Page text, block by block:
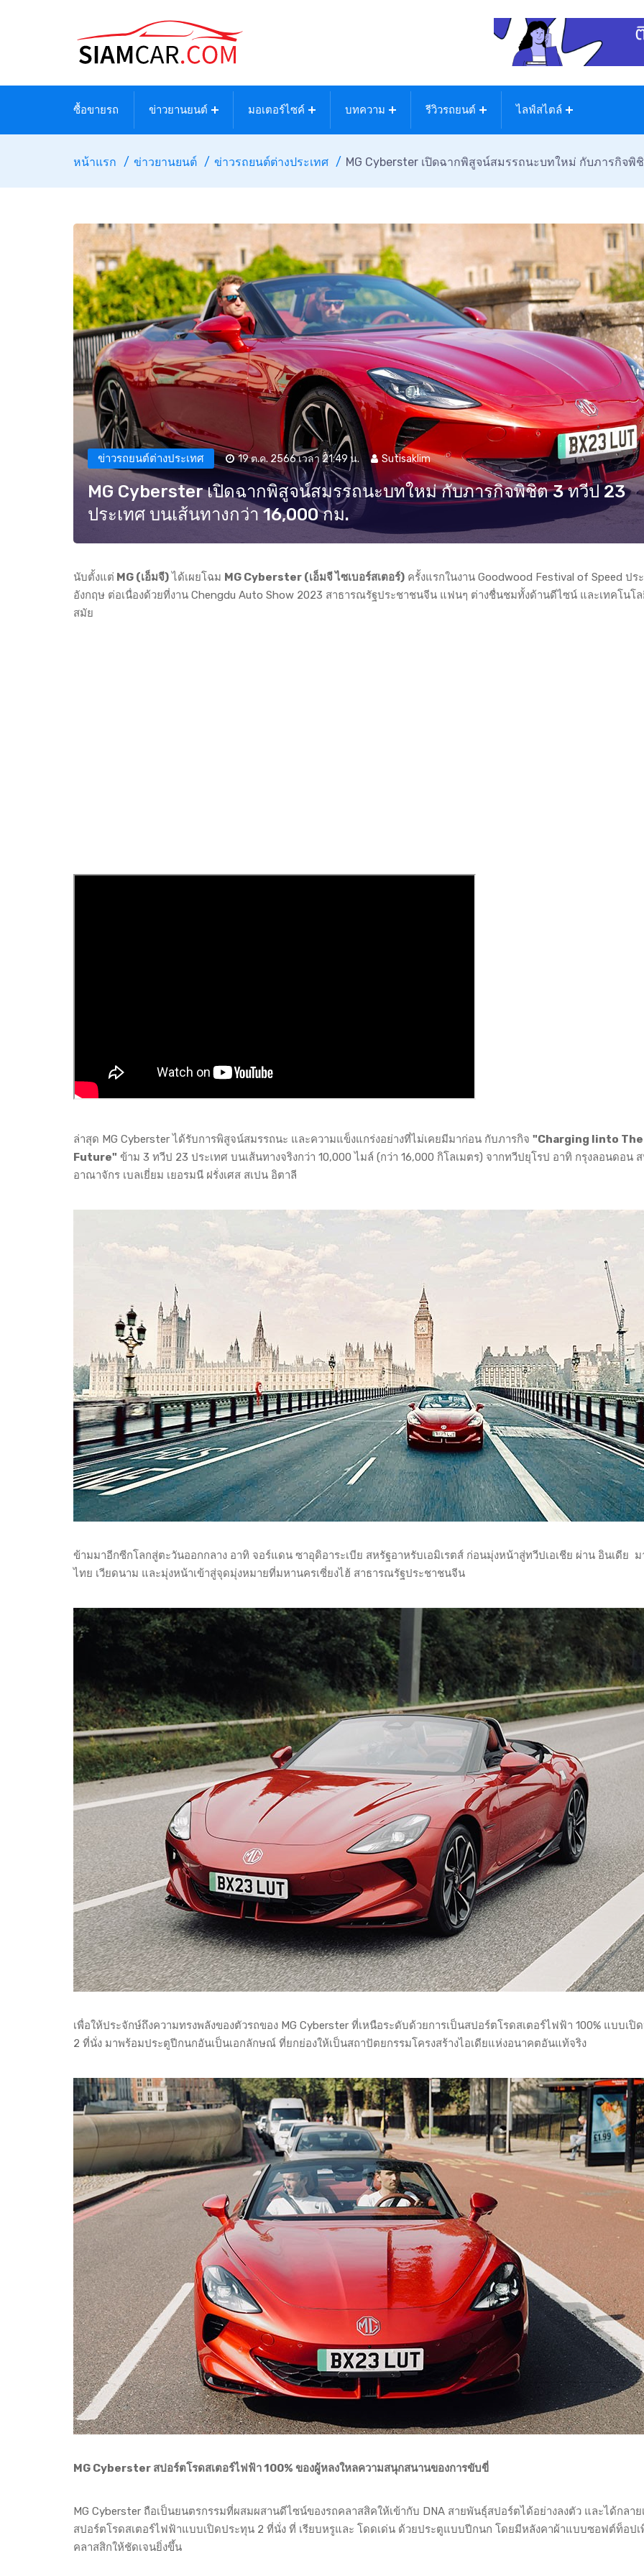
ซื้อขายรถ ข่าวยานยนต์ มอเตอร์ไซค์ บทความ รีวิวรถยนต์ ไลฟ์สไตล์
หน้าแรก ข่าวยานยนต์ ข่าวรถยนต์ต่างประเทศ MG Cyberster เปิดฉากพิสูจน์สมรรถนะบทใหม่ กับภารกิจพิ
ข่าวรถยนต์ต่างประเทศ 19 ต.ค. 2566 เวลา 21:49 น. Sutisaklim
MG Cyberster เปิดฉากพิสูจน์สมรรถนะบทใหม่ กับภารกิจพิชิต 3 ทวีป 23
ประเทศ บนเส้นทางกว่า 16,000 กม.
นับตั้งแต่ MG (เอ็มจี)ได้เผยโฉม MG Cyberster (เอ็มจี ไซเบอร์สเตอร์) ครั้งแรกในงาน Goodwood Festival of Speed ปร
อังกฤษ ต่อเนื่องด้วยที่งาน Chengdu Auto Show 2023 สาธารณรัฐประชาชนจีน แฟนๆ ต่างชื่นชมทั้งด้านดีไซน์ และเทคโนโ
สมัย
ล่าสุด MG Cyberster ได้รับการพิสูจน์สมรรถนะ และความแข็งแกร่งอย่างที่ไม่เคยมีมาก่อน กับภารกิจ "Charging Iinto The
Future" ข้าม 3 ทวีป 23 ประเทศ บนเส้นทางจริงกว่า 10,000 ไมล์ (กว่า 16,000 กิโลเมตร) จากทวีปยุโรป อาทิ กรุงลอนดอน
อาณาจักร เบลเยี่ยม เยอรมนี ฝรั่งเศส สเปน อิตาลี
ข้ามมาอีกซีกโลกสู่ตะวันออกกลาง อาทิ จอร์แดน ซาอุดิอาระเบีย สหรัฐอาหรับเอมิเรตส์ ก่อนมุ่งหน้าสู่ทวีปเอเชีย ผ่าน อินเดีย ม
ไทย เวียดนาม และมุ่งหน้าเข้าสู่จุดมุ่งหมายที่มหานครเซี่ยงไฮ้ สาธารณรัฐประชาชนจีน
เพื่อให้ประจักษ์ถึงความทรงพลังของตัวรถของ MG Cyberster ที่เหนือระดับด้วยการเป็นสปอร์ตโรดสเตอร์ไฟฟ้า 100% แบบเปิ
2 ที่นั่ง มาพร้อมประตูปีกนกอันเป็นเอกลักษณ์ ที่ยกย่องให้เป็นสถาปัตยกรรมโครงสร้างไอเดียแห่งอนาคตอันแท้จริง
MG Cyberster สปอร์ตโรดสเตอร์ไฟฟ้า 100% ของผู้หลงใหลความสนุกสนานของการขับขี่
MG Cyberster ถือเป็นยนตรกรรมที่ผสมผสานดีไซน์ของรถคลาสสิคให้เข้ากับ DNA สายพันธุ์สปอร์ตได้อย่างลงตัว และได้กลาย
สปอร์ตโรดสเตอร์ไฟฟ้าแบบเปิดประทุน 2 ที่นั่ง ที่ เรียบหรูและ โดดเด่น ด้วยประตูแบบปีกนก โดยมีหลังคาผ้าแบบซอฟต์ท็อป
คลาสสิกให้ชัดเจนยิ่งขึ้น